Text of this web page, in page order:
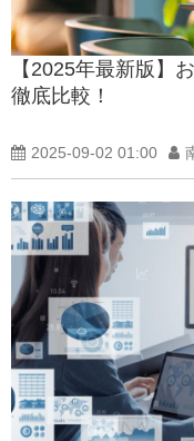
【2025年最新版】
徹底比較！
2025-09-02 01:00